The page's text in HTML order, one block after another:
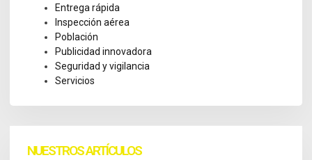
Entrega rápida
Inspección aérea
Población
Publicidad innovadora
Seguridad y vigilancia
Servicios
NUESTROS ARTÍCULOS